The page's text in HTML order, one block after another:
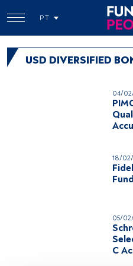
PT
USD DIVERSIFIED
04/
18/
05/
C